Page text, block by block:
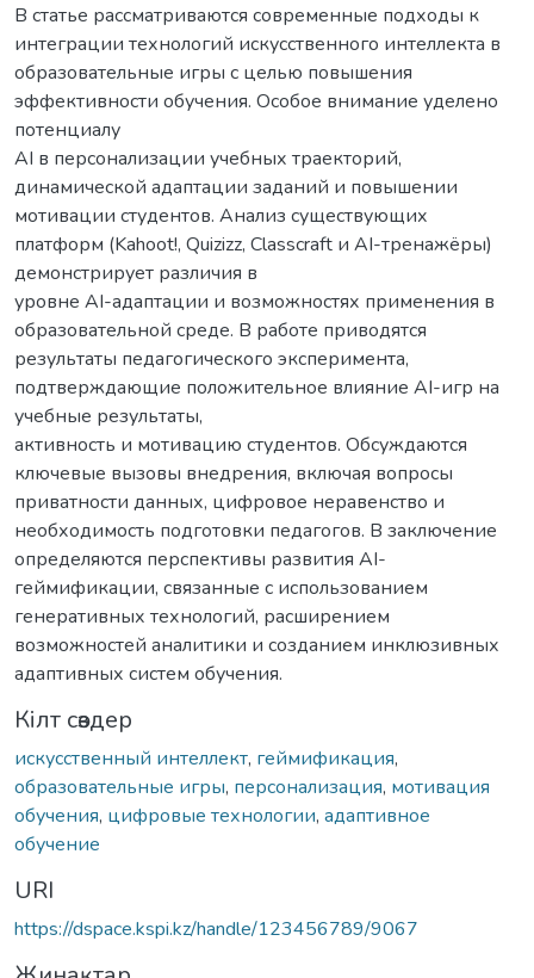
В статье рассматриваются современные подходы к
интеграции технологий искусственного интеллекта в
образовательные игры с целью повышения
эффективности обучения. Особое внимание уделено
потенциалу
AI в персонализации учебных траекторий,
динамической адаптации заданий и повышении
мотивации студентов. Анализ существующих
платформ (Kahoot!, Quizizz, Classcraft и AI-тренажёры)
демонстрирует различия в
уровне AI-адаптации и возможностях применения в
образовательной среде. В работе приводятся
результаты педагогического эксперимента,
подтверждающие положительное влияние AI-игр на
учебные результаты,
активность и мотивацию студентов. Обсуждаются
ключевые вызовы внедрения, включая вопросы
приватности данных, цифровое неравенство и
необходимость подготовки педагогов. В заключение
определяются перспективы развития AI-
геймификации, связанные с использованием
генеративных технологий, расширением
возможностей аналитики и созданием инклюзивных
адаптивных систем обучения.
Кілт сөздер
искусственный интеллект, геймификация,
образовательные игры, персонализация, мотивация
обучения, цифровые технологии, адаптивное
обучение
URI
https://dspace.kspi.kz/handle/123456789/9067